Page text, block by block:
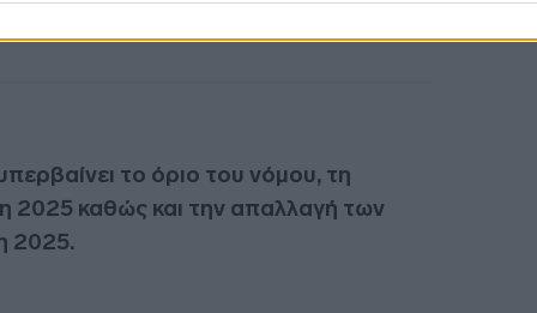
το όριο του νόμου, τη
2025 καθώς και την απαλλαγή των
2025.